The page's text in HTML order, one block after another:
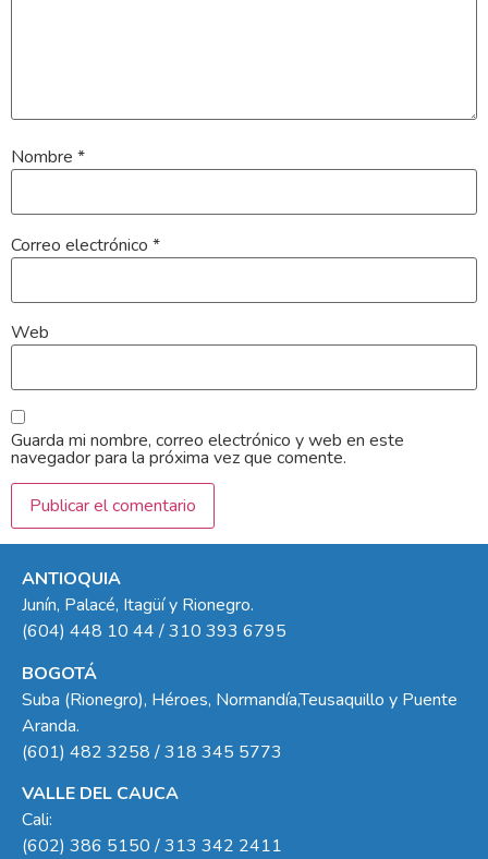
Nombre *
Correo electrónico *
Web
Guarda mi nombre, correo electrónico y web en este
navegador para la próxima vez que comente.
ANTIOQUIA
Junín, Palacé, Itagüí y Rionegro.
(604) 448 10 44 / 310 393 6795
BOGOTÁ
Suba (Rionegro), Héroes, Normandía,Teusaquillo y Puente
Aranda.
(601) 482 3258 / 318 345 5773
VALLE DEL CAUCA
Cali:
(602) 386 5150 / 313 342 2411